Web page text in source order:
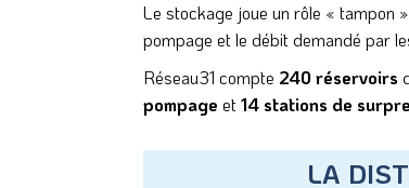
Le stockage joue un rôle « tampon
pompage et le débit demandé par
Réseau31 compte 240 réservoirs
pompage et14 stations de
LA